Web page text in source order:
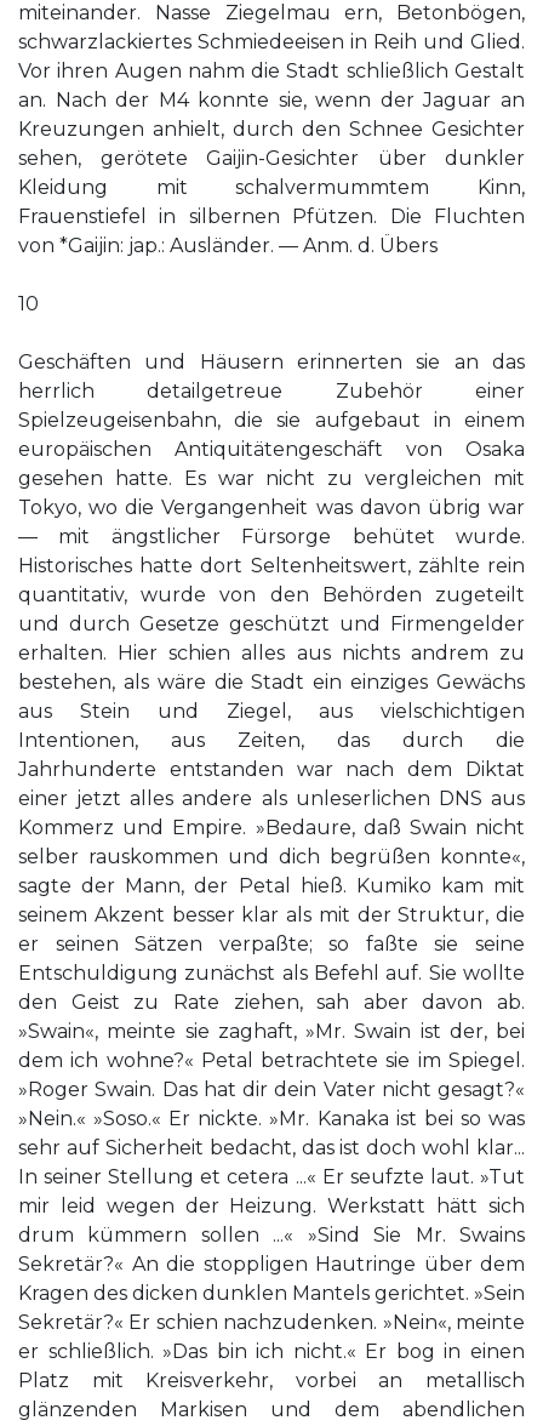
miteinander. Nasse Ziegelmau­ ern, Betonbögen,
schwarzlackiertes Schmiedeeisen in Reih und Glied.
Vor ihren Augen nahm die Stadt schließlich Gestalt
an. Nach der M4 konnte sie, wenn der Jaguar an
Kreuzungen anhielt, durch den Schnee Gesichter
sehen, gerötete Gaijin-Gesichter über dunkler
Kleidung mit schalvermummtem Kinn,
Frauenstiefel in silbernen Pfützen. Die Fluchten
von *Gaijin: jap.: Ausländer. — Anm. d. Übers
10
Geschäften und Häusern erinnerten sie an das
herrlich detailgetreue Zubehör einer
Spielzeugeisenbahn, die sie aufgebaut in einem
europäischen Antiquitätengeschäft von Osaka
gesehen hatte. Es war nicht zu vergleichen mit
Tokyo, wo die Vergangenheit was davon übrig war
— mit ängstlicher Fürsorge behütet wurde.
Historisches hatte dort Seltenheitswert, zählte rein
quantitativ, wurde von den Behörden zugeteilt
und durch Gesetze geschützt und Firmengelder
erhalten. Hier schien alles aus nichts andrem zu
bestehen, als wäre die Stadt ein einziges Gewächs
aus Stein und Ziegel, aus vielschichtigen
Intentionen, aus Zeiten, das durch die
Jahrhunderte entstanden war nach dem Diktat
einer jetzt alles andere als unleserlichen DNS aus
Kommerz und Empire. »Bedaure, daß Swain nicht
selber rauskommen und dich begrüßen konnte«,
sagte der Mann, der Petal hieß. Kumiko kam mit
seinem Akzent besser klar als mit der Struktur, die
er seinen Sätzen verpaßte; so faßte sie seine
Entschuldigung zunächst als Befehl auf. Sie wollte
den Geist zu Rate ziehen, sah aber davon ab.
»Swain«, meinte sie zaghaft, »Mr. Swain ist der, bei
dem ich wohne?« Petal betrachtete sie im Spiegel.
»Roger Swain. Das hat dir dein Vater nicht gesagt?«
»Nein.« »Soso.« Er nickte. »Mr. Kanaka ist bei so was
sehr auf Sicherheit bedacht, das ist doch wohl klar...
In seiner Stellung et cetera ...« Er seufzte laut. »Tut
mir leid wegen der Heizung. Werkstatt hätt sich
drum kümmern sollen ...« »Sind Sie Mr. Swains
Sekretär?« An die stoppligen Hautringe über dem
Kragen des dicken dunklen Mantels gerichtet. »Sein
Sekretär?« Er schien nachzudenken. »Nein«, meinte
er schließlich. »Das bin ich nicht.« Er bog in einen
Platz mit Kreisverkehr, vorbei an metallisch
glänzenden Markisen und dem abendlichen